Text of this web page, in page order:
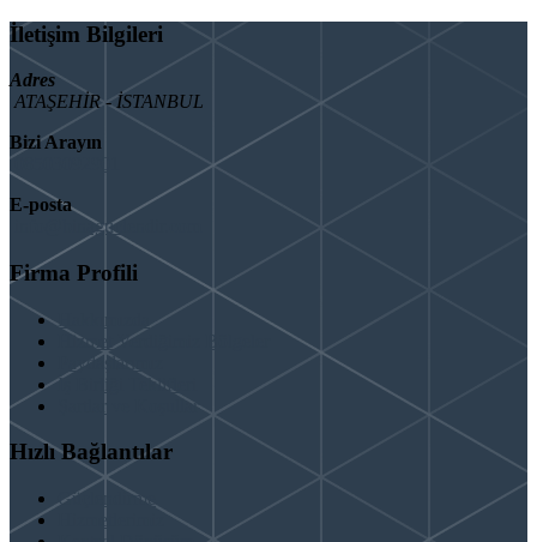
İletişim Bilgileri
Adres
ATAŞEHİR - İSTANBUL
Bizi Arayın
E-posta
info@binaguclendir.com
Firma Profili
Hakkımızda
Hizmet Verdiğimiz Bölgeler
Paydaşlarımız
İş Birliği Teklifleri
Şartlar ve Koşullar
Hızlı Bağlantılar
Güçlendirme
Hizmetlerimiz